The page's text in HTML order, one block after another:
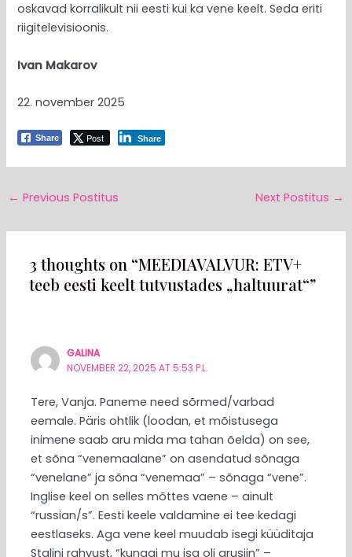
oskavad korralikult nii eesti kui ka vene keelt. Seda eriti
riigitelevisioonis.
Ivan Makarov
22. november 2025
Share Post Share
← Previous Postitus Next Postitus →
3 thoughts on “MEEDIAVALVUR: ETV+
teeb eesti keelt tutvustades „haltuurat“”
GALINA
NOVEMBER 22, 2025 AT 5:53 P.L.
Tere, Vanja. Paneme need sõrmed/varbad
eemale. Päris ohtlik (loodan, et mõistusega
inimene saab aru mida ma tahan õelda) on see,
et sõna “venemaalane” on asendatud sõnaga
“venelane” ja sõna “venemaa” – sõnaga “vene”.
Inglise keel on selles mõttes vaene – ainult
“russian/s”. Eesti keele valdamine ei tee kedagi
eestlaseks. Aga vene keel muudab isegi küüditaja
Stalini rahvust, “kunagi mu isa oli grusiin” –